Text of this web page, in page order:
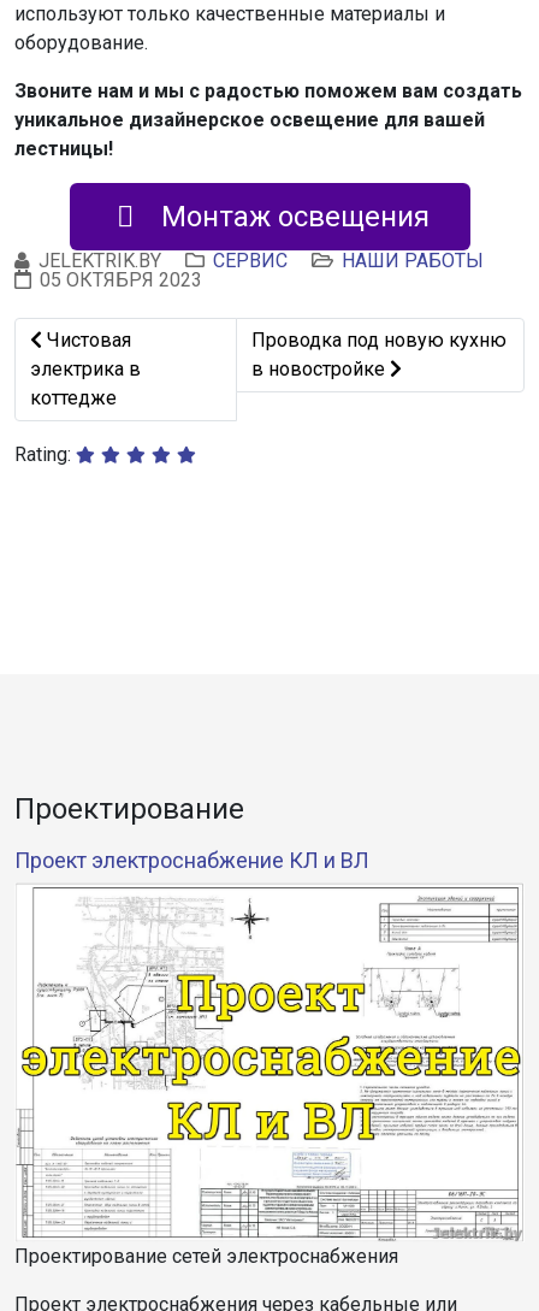
используют только качественные материалы и
оборудование.
Звоните нам и мы с радостью поможем вам создать
уникальное дизайнерское освещение для вашей
лестницы!
Монтаж освещения
JELEKTRIK.BY СЕРВИС
НАШИ РАБОТЫ
05 ОКТЯБРЯ 2023
Предыдущий: Чистовая электрика в коттедже
Чистовая
электрика в
коттедже
Следующий: Проводка под
Проводка под новую кухню
в новостройке
Rating:
Проектирование
Проект электроснабжение КЛ и ВЛ
Проектирование сетей электроснабжения
Проект электроснабжения через кабельные или